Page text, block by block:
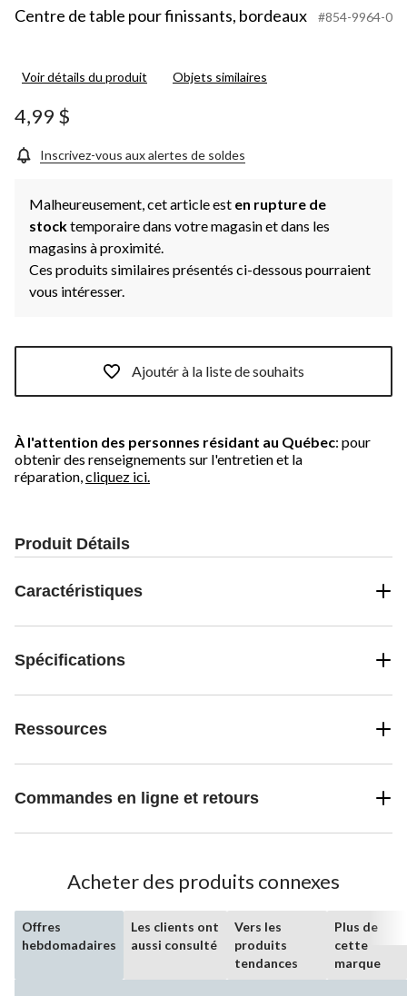
Centre de table pour finissants, bordeaux #854-9964-0
Voir détails du produit Objets similaires
4,99 $
Inscrivez-vous aux alertes de soldes
Malheureusement, cet article est en rupture de
stocktemporaire dans votre magasin et dans les
magasins à proximité.
Ces produits similaires présentés ci-dessous pourraient
vous intéresser.
Ajoutér à la liste de souhaits
À l'attention des personnes résidant au Québec: pour
obtenir des renseignements sur l'entretien et la
réparation, cliquez ici.
Produit Détails
Caractéristiques
Spécifications
Ressources
Commandes en ligne et retours
Acheter des produits connexes
Offres
hebdomadaires
Les clients ont
aussi consulté
Vers les
produits
tendances
Plus de
cette
marque